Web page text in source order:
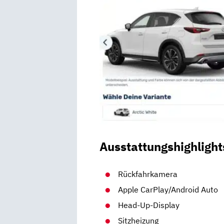
Rückfahrkamera
Apple CarPlay/Android Auto
Head-Up-Display
Sitzheizung